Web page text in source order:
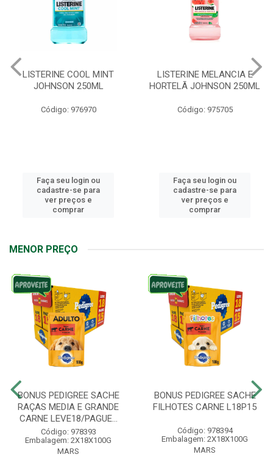
LISTERINE MELANCIA E
HORTELÃ JOHNSON 250ML
Código: 975705
Faça seu login ou
cadastre-se para
ver preços e
comprar
ABSORVENTE SEMPRE
LIVRE ADAPT SUAVE
Código: 961997
Faça seu login ou
cadastre-se para
ver preços e
comprar
MENOR PREÇO
BONUS PEDIGREE SACHE
RAÇAS MEDIA E GRANDE
CARNE LEVE18/PAGUE...
Código: 978393
Embalagem: 2X18X100G
MARS
BONUS PEDIGREE SACHE
FILHOTES CARNE L18P15
Código: 978394
Embalagem: 2X18X100G
MARS